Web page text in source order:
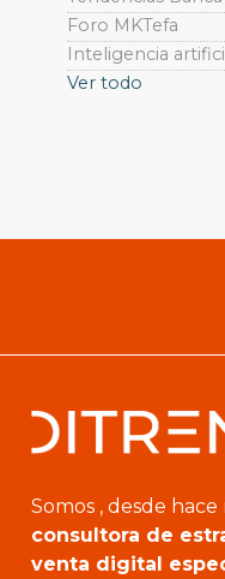
Foro MKTefa
Inteligencia
Ver todo
Somos , desde hace
consultora de
venta digital